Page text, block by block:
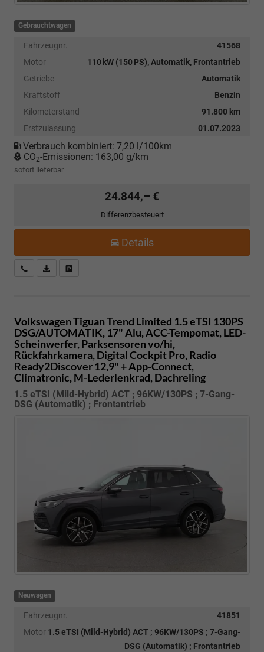
Gebrauchtwagen
Fahrzeugnr.
41568
Motor
110 kW (150 PS), Automatik, Frontantrieb
Getriebe
Automatik
Kraftstoff
Benzin
Kilometerstand
91.800 km
Erstzulassung
01.07.2023
Verbrauch kombiniert: 7,20 l/100km
CO2-Emissionen: 163,00 g/km
sofort lieferbar
24.844,– €
Differenzbesteuert
Details
Kostenloser Rückruf-Service
PDF-Datei, Fahrzeugexposé drucken
Volkswagen TiguanTrend Limited 1.5 eTSI 130PS
DSG/AUTOMATIK, 17" Alu, ACC-Tempomat, LED-
Scheinwerfer, Parksensoren vo/hi,
Rückfahrkamera, Digital Cockpit Pro, Radio
Ready2Discover 12,9" + App-Connect,
Climatronic, M-Lederlenkrad, Dachreling
1.5 eTSI (Mild-Hybrid) ACT ; 96KW/130PS ; 7-Gang-
DSG (Automatik) ; Frontantrieb
Neuwagen
Fahrzeugnr.
41851
Motor 1.5 eTSI (Mild-Hybrid) ACT ; 96KW/130PS ; 7-Gang-
DSG (Automatik) ; Frontantrieb